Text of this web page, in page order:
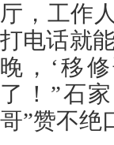
厅，工作
打电话就
晚，‘移
了！”石
哥”赞不绝